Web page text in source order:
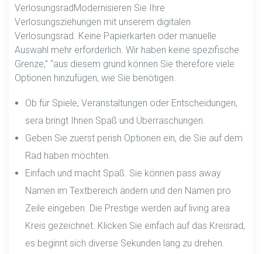
VerlosungsradModernisieren Sie Ihre
Verlosungsziehungen mit unserem digitalen
Verlosungsrad. Keine Papierkarten oder manuelle
Auswahl mehr erforderlich. Wir haben keine spezifische
Grenze,” “aus diesem grund können Sie therefore viele
Optionen hinzufügen, wie Sie benötigen.
Ob für Spiele, Veranstaltungen oder Entscheidungen,
sera bringt Ihnen Spaß und Überraschungen.
Geben Sie zuerst perish Optionen ein, die Sie auf dem
Rad haben möchten.
Einfach und macht Spaß. Sie können pass away
Namen im Textbereich ändern und den Namen pro
Zeile eingeben. Die Prestige werden auf living area
Kreis gezeichnet. Klicken Sie einfach auf das Kreisrad,
es beginnt sich diverse Sekunden lang zu drehen.